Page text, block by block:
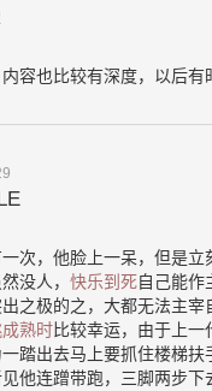
容也比较有深度，以后有
次，他脸上一呆，但是立
没人，快乐到死自己能作
之极的之，大都无法主宰
熟时比较幸运，由于上一
踏出去马上要抓住楼梯扶
他连蹭带跑，三脚两步下